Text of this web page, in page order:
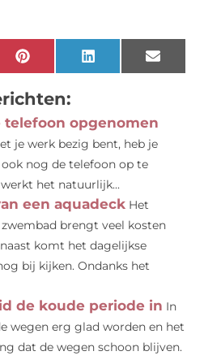
PinterestLinkedIn Email
telefoon opgenomen
je werk bezig bent, heb je
nog de telefoon op te
het natuurlijk...
een aquadeck Het
brengt veel kosten
komt het dagelijkse
bij kijken. Ondanks het
de koude periode in In
wegen erg glad worden en het
dat de wegen schoon blijven.